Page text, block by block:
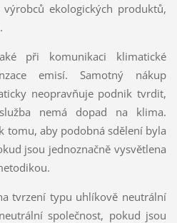
ekologických produktů,
při komunikaci klimatické
emisí. Samotný nákup
neopravňuje podnik tvrdit,
nemá dopad na klima.
tomu, aby podobná sdělení byla
jsou jednoznačně vysvětlena
tvrzení typu uhlíkově neutrální
společnost, pokud jsou